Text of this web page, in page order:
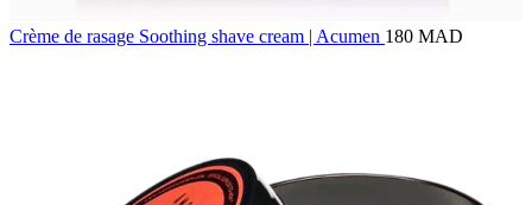
Crème de rasage Soothing shave cream | Acumen 180 MAD